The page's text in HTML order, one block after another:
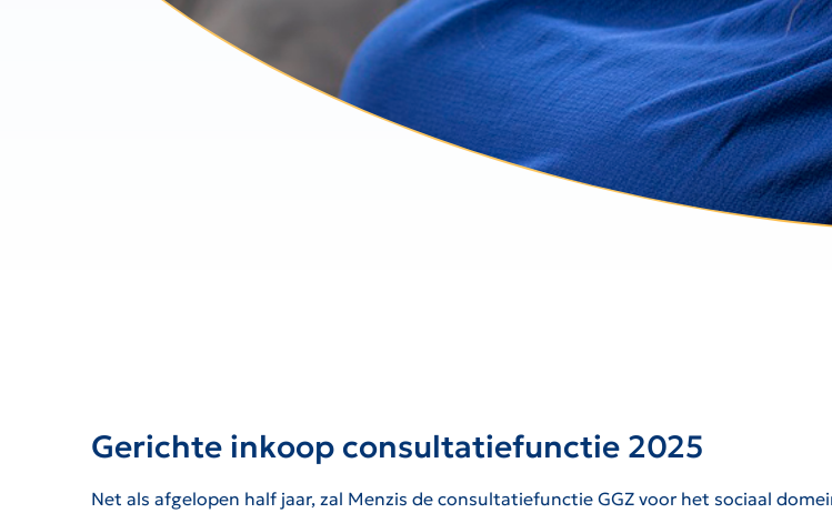
Gerichte inkoop consultatiefunctie 2025
Net als afgelopen half jaar, zal Menzis de consultatiefunctie GGZ voor het sociaal